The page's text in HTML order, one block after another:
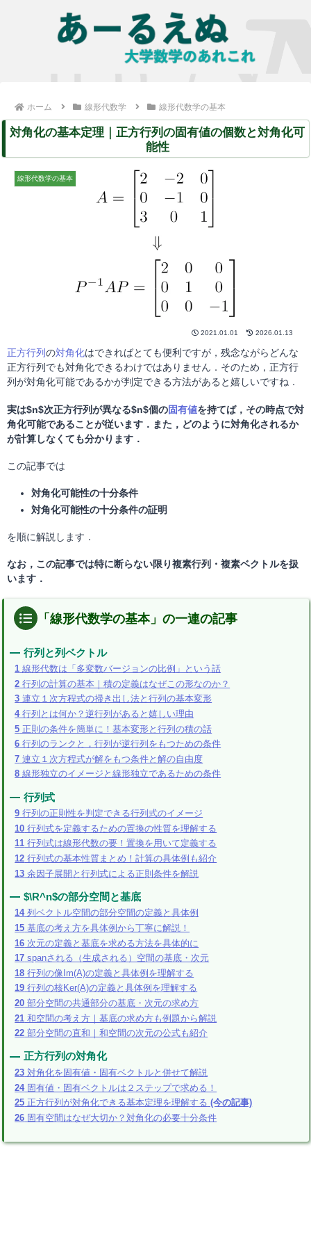
ホーム 線形代数学 線形代数学の基本
対角化の基本定理｜正方行列の固有値の個数と対角化可
能性
線形代数学の基本
2021.01.01 2026.01.13
正方行列の対角化はできればとても便利ですが，残念ながらどんな
正方行列でも対角化できるわけではありません．そのため，正方行
列が対角化可能であるかが判定できる方法があると嬉しいですね．
実は$n$次正方行列が異なる$n$個の固有値を持てば，その時点で対
角化可能であることが従います．また，どのように対角化されるか
が計算しなくても分かります．
この記事では
対角化可能性の十分条件
対角化可能性の十分条件の証明
を順に解説します．
なお，この記事では特に断らない限り複素行列・複素ベクトルを扱
います．
「線形代数学の基本」の一連の記事
行列と列ベクトル
1 線形代数は「多変数バージョンの比例」という話
2 行列の計算の基本｜積の定義はなぜこの形なのか？
3 連立１次方程式の掃き出し法と行列の基本変形
4行列とは何か？逆行列があると嬉しい理由
5 正則の条件を簡単に！基本変形と行列の積の話
6 行列のランクと，行列が逆行列をもつための条件
7 連立１次方程式が解をもつ条件と解の自由度
8 線形独立のイメージと線形独立であるための条件
行列式
9 行列の正則性を判定できる行列式のイメージ
10 行列式を定義するための置換の性質を理解する
11 行列式は線形代数の要！置換を用いて定義する
12 行列式の基本性質まとめ！計算の具体例も紹介
13 余因子展開と行列式による正則条件を解説
$\R^n$の部分空間と基底
14列ベクトル空間の部分空間の定義と具体例
15 基底の考え方を具体例から丁寧に解説！
16 次元の定義と基底を求める方法を具体的に
17 spanされる（生成される）空間の基底・次元
18 行列の像Im(A)の定義と具体例を理解する
19 行列の核Ker(A)の定義と具体例を理解する
20 部分空間の共通部分の基底・次元の求め方
21 和空間の考え方｜基底の求め方も例題から解説
22 部分空間の直和｜和空間の次元の公式も紹介
正方行列の対角化
23 対角化を固有値・固有ベクトルと併せて解説
24固有値・固有ベクトルは２ステップで求める！
25 正方行列が対角化できる基本定理を理解する (今の記事)
26 固有空間はなぜ大切か？対角化の必要十分条件